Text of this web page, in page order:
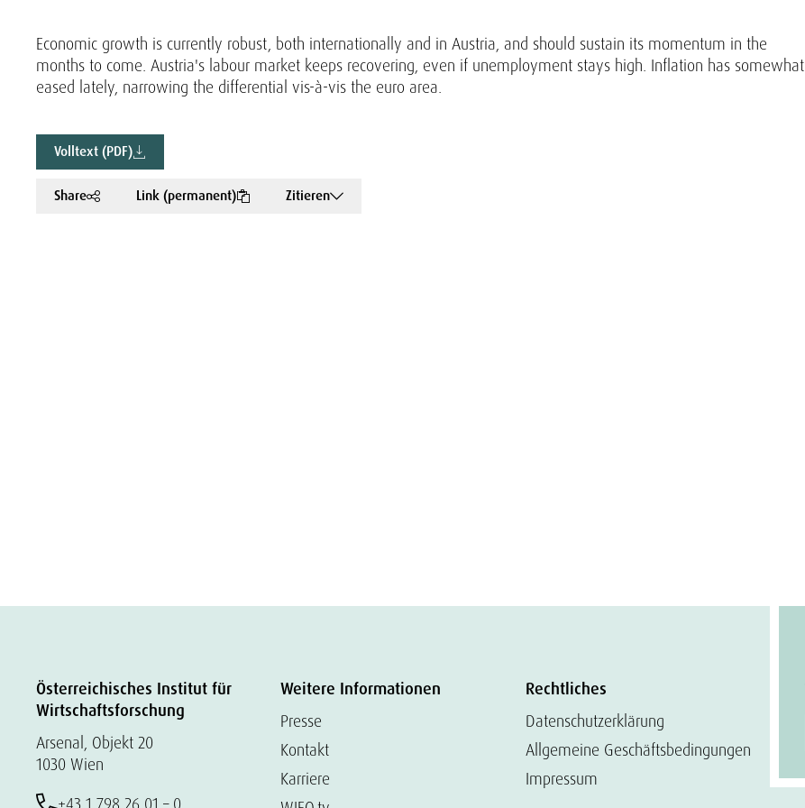
Economic growth is currently robust, both internationally and in Austria, and should sustain its momentum in the
months to come. Austria's labour market keeps recovering, even if unemployment stays high. Inflation has somewhat
eased lately, narrowing the differential vis-à-vis the euro area.
Volltext (PDF)
Share Link (permanent) Zitieren
Österreichisches Institut für
Wirtschaftsforschung
Arsenal, Objekt 20
1030 Wien
Weitere Informationen
Presse
Kontakt
Karriere
Rechtliches
Datenschutzerklärung
Allgemeine Geschäftsbedingungen
Impressum